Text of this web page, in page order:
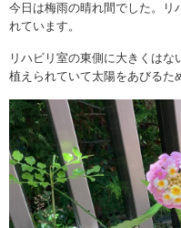
今日は梅雨の晴れ間でした。リ
れています。
リハビリ室の東側に大きくは
植えられていて太陽をあびるた